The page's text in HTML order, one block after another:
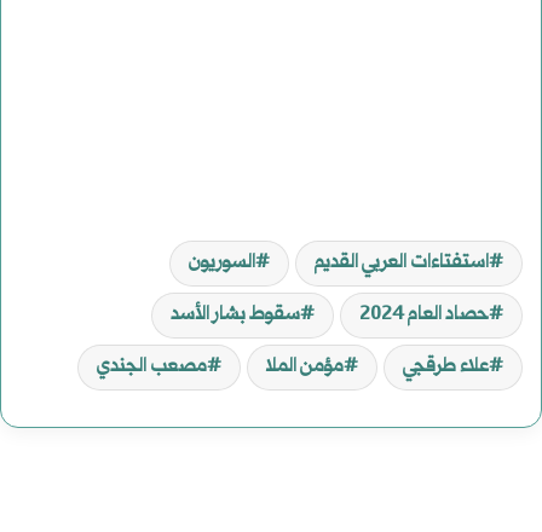
استفتاءات العربي القديم
السوريون
حصاد العام 2024
سقوط بشار الأسد
علاء طرقجي
مؤمن الملا مصعب الجندي